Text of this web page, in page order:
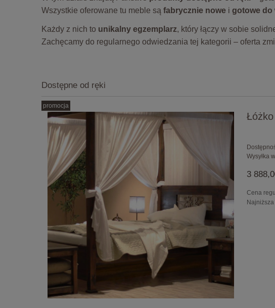
Wszystkie oferowane tu meble są fabrycznie nowe i gotowe do
Każdy z nich to unikalny egzemplarz, który łączy w sobie
Zachęcamy do regularnego odwiedzania tej kategorii – oferta
Dostępne od ręki
Wysyłka
3
Cena
promocja